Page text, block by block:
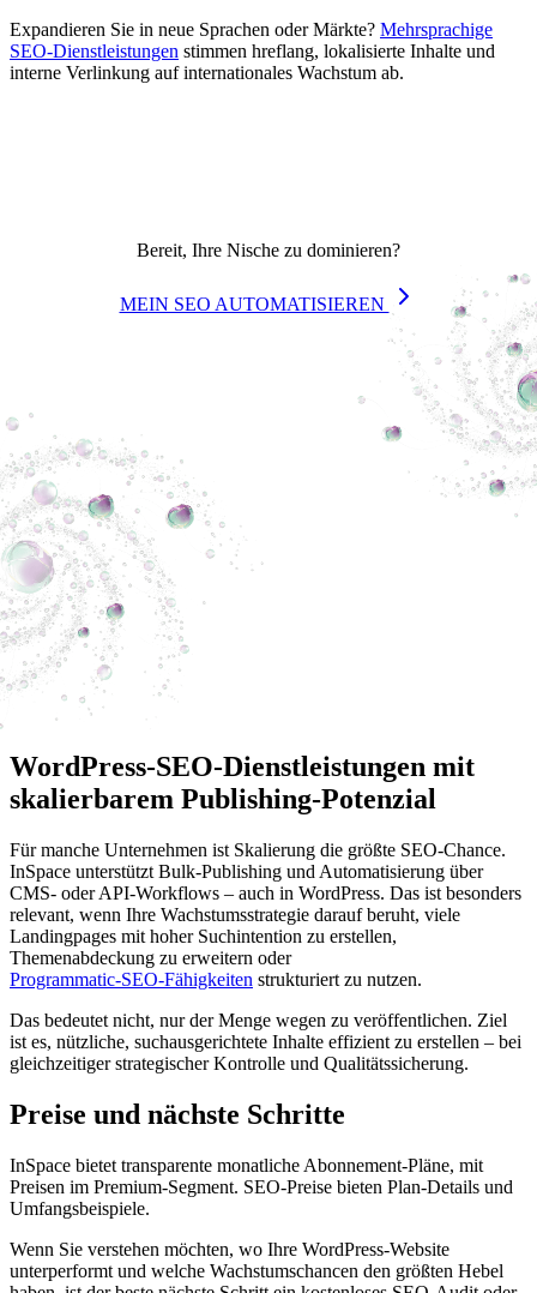
Expandieren Sie in neue Sprachen oder Märkte? Mehrsprachige
SEO‑Dienstleistungen stimmen hreflang, lokalisierte Inhalte und
interne Verlinkung auf internationales Wachstum ab.
Bereit, Ihre Nische zu dominieren?
MEIN SEO AUTOMATISIEREN
WordPress-SEO-Dienstleistungen mit
skalierbarem Publishing-Potenzial
Für manche Unternehmen ist Skalierung die größte SEO‑Chance.
InSpace unterstützt Bulk‑Publishing und Automatisierung über
CMS‑ oder API‑Workflows – auch in WordPress. Das ist besonders
relevant, wenn Ihre Wachstumsstrategie darauf beruht, viele
Landingpages mit hoher Suchintention zu erstellen,
Themenabdeckung zu erweitern oder
Programmatic‑SEO‑Fähigkeiten strukturiert zu nutzen.
Das bedeutet nicht, nur der Menge wegen zu veröffentlichen. Ziel
ist es, nützliche, suchausgerichtete Inhalte effizient zu erstellen – bei
gleichzeitiger strategischer Kontrolle und Qualitätssicherung.
Preise und nächste Schritte
InSpace bietet transparente monatliche Abonnement‑Pläne, mit
Preisen im Premium‑Segment. SEO‑Preise bieten Plan‑Details und
Umfangsbeispiele.
Wenn Sie verstehen möchten, wo Ihre WordPress‑Website
unterperformt und welche Wachstumschancen den größten Hebel